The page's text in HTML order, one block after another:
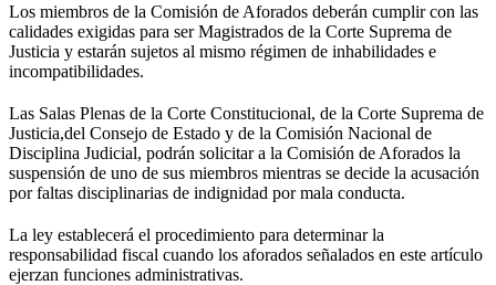
Los miembros de la Comisión de Aforados deberán cumplir con las
calidades exigidas para ser Magistrados de la Corte Suprema de
Justicia y estarán sujetos al mismo régimen de inhabilidades e
incompatibilidades.
Las Salas Plenas de la Corte Constitucional, de la Corte Suprema de
Justicia,del Consejo de Estado y de la Comisión Nacional de
Disciplina Judicial, podrán solicitar a la Comisión de Aforados la
suspensión de uno de sus miembros mientras se decide la acusación
por faltas disciplinarias de indignidad por mala conducta.
La ley establecerá el procedimiento para determinar la
responsabilidad fiscal cuando los aforados señalados en este artículo
ejerzan funciones administrativas.